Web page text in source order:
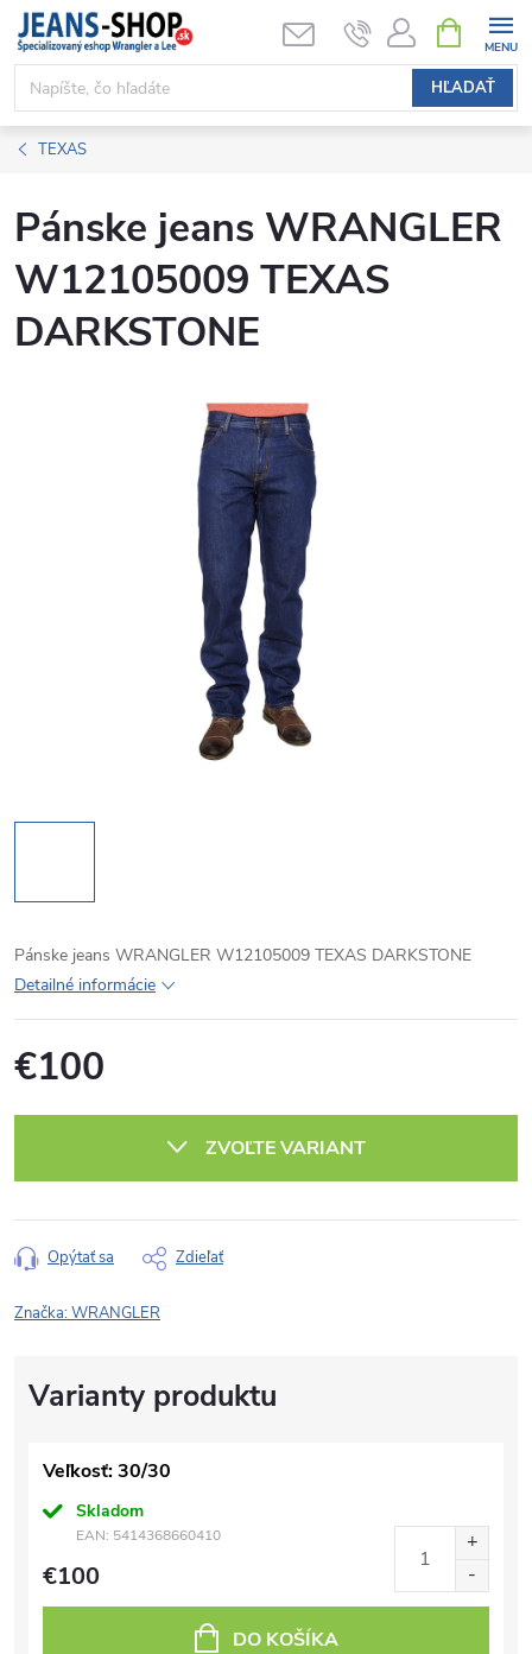
Prejsť
obsah
HĽADAŤ
KOŠÍK
TEXAS
Pánske jeans WRANGLER
W12105009 TEXAS
DARKSTONE
Pánske jeans WRANGLER W12105009 TEXAS DARKSTONE
Detailné informácie
€100
ZVOĽTE VARIANT
Opýtať sa Zdieľať
Značka:WRANGLER
Veľkosť: 30/30
Skladom
EAN: 5414368660410
€100
DO KOŠÍKA